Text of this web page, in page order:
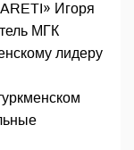
Игоря
МГК
лидеру